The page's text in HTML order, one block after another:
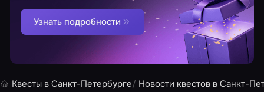
Узнать подробности
Квесты в Санкт-Петербурге Новости квестов в Санкт-